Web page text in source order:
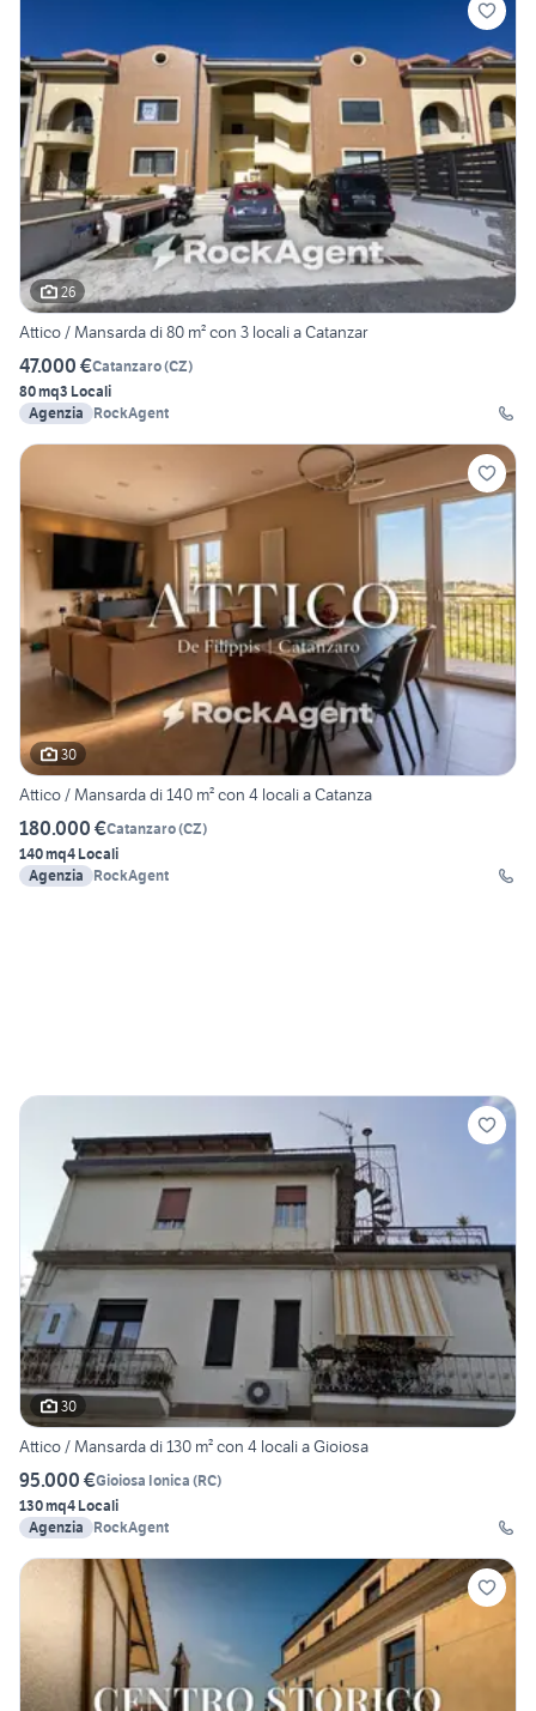
26
Attico / Mansarda di 80 m² con 3 locali a Catanzar
47.000 €Catanzaro(CZ)
80 mq3 Locali
Agenzia
RockAgent
30
Attico / Mansarda di 140 m² con 4 locali a Catanza
180.000 €Catanzaro(CZ)
140 mq4 Locali
Agenzia
RockAgent
30
Attico / Mansarda di 130 m² con 4 locali a Gioiosa
95.000 €Gioiosa Ionica (RC)
130 mq4 Locali
Agenzia
RockAgent